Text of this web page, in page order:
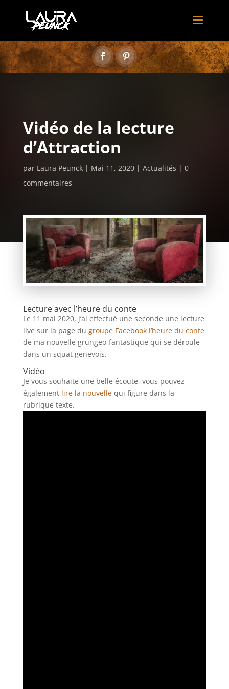
Vidéo de la lecture
d’Attraction
par Laura Peunck Mai 11, 2020 Actualités
0
commentaires
Lecture avec l’heure du conte
Le 11 mai 2020, j’ai effectué une seconde une lecture
live sur la page du groupe Facebook l’heure du conte
de ma nouvelle grungeo-fantastique qui se déroule
dans un squat genevois.
Vidéo
Je vous souhaite une belle écoute, vous pouvez
égalementlire la nouvelle qui figure dans la
rubrique texte.